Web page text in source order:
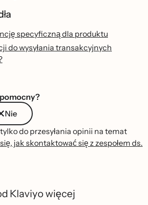
specyficzną dla produktu
do wysyłania transakcyjnych
pomocny?
Nie
do przesyłania opinii na temat
jak skontaktować się z zespołem ds.
Klaviyo więcej